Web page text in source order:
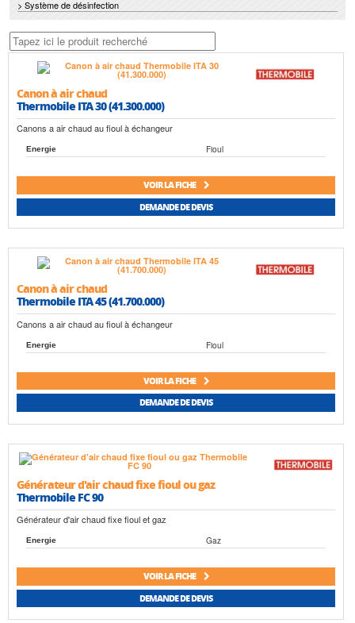
> Système de désinfection
Canon à air chaud
Thermobile ITA 30 (41.300.000)
Canons a air chaud au fioul à échangeur
Energie Fioul
VOIR LA FICHE
DEMANDE DE DEVIS
Canon à air chaud
Thermobile ITA 45 (41.700.000)
Canons a air chaud au fioul à échangeur
Energie Fioul
VOIR LA FICHE
DEMANDE DE DEVIS
Générateur d'air chaud fixe fioul ou gaz
Thermobile FC 90
Générateur d'air chaud fixe fioul et gaz
Energie Gaz
VOIR LA FICHE
DEMANDE DE DEVIS